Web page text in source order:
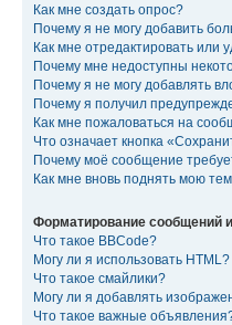
Как мне создать опрос?
Почему я не могу добавить
Как мне отредактировать или
Почему мне недоступны
Почему я не могу добавлять
Почему я получил
Как мне пожаловаться на
Что означает кнопка
Почему моё сообщение
Как мне вновь поднять мою
Форматирование сообщений
Что такое BBCode?
Могу ли я использовать HTML?
Что такое смайлики?
Могу ли я добавлять
Что такое важные